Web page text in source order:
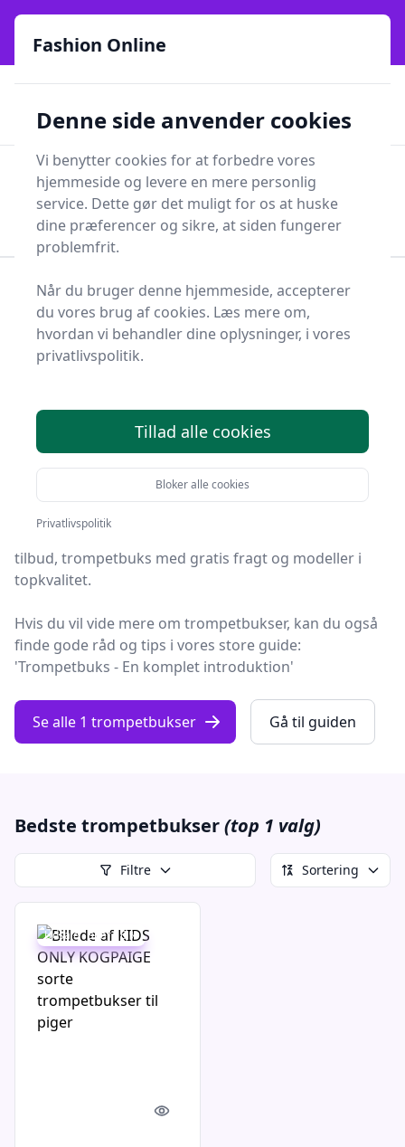
Fashion Online - Din genvej til stil, trends og smarte fund
online siden 2017
Lynhurtig levering ⭐⭐⭐⭐⭐✨981 forskellige produkttyper
Fashion Online
Søg
Forside Tøj og Accessories
Tøj
Bukser og tilbehør
Trompetbukser
Bedste trompetbukser -
Du er landet på Fashion Online, det helt rigtige sted at
finde trompetbukser. Vi har udvalgt de 1 bedste
produkter lige nu, så du er sikret et godt køb!
Blandt de 1 udvalgte produkter finder du både skarpe
tilbud, trompetbuks med gratis fragt og modeller i
topkvalitet.
Hvis du vil vide mere om trompetbukser, kan du også
finde gode råd og tips i vores store guide:
'Trompetbuks - En komplet introduktion'
Se alle 1 trompetbukser Gå til guiden
Bedste trompetbukser(top 1 valg)
Filtre Sortering
Udsalg - spar 16 %
Quick look
Fashion Online
Denne side anvender cookies
Vi benytter cookies for at forbedre vores
hjemmeside og levere en mere personlig
service. Dette gør det muligt for os at huske
dine præferencer og sikre, at siden fungerer
problemfrit.
Når du bruger denne hjemmeside, accepterer
du vores brug af cookies. Læs mere om,
hvordan vi behandler dine oplysninger, i vores
privatlivspolitik.
Tillad alle cookies
Bloker alle cookies
Privatlivspolitik